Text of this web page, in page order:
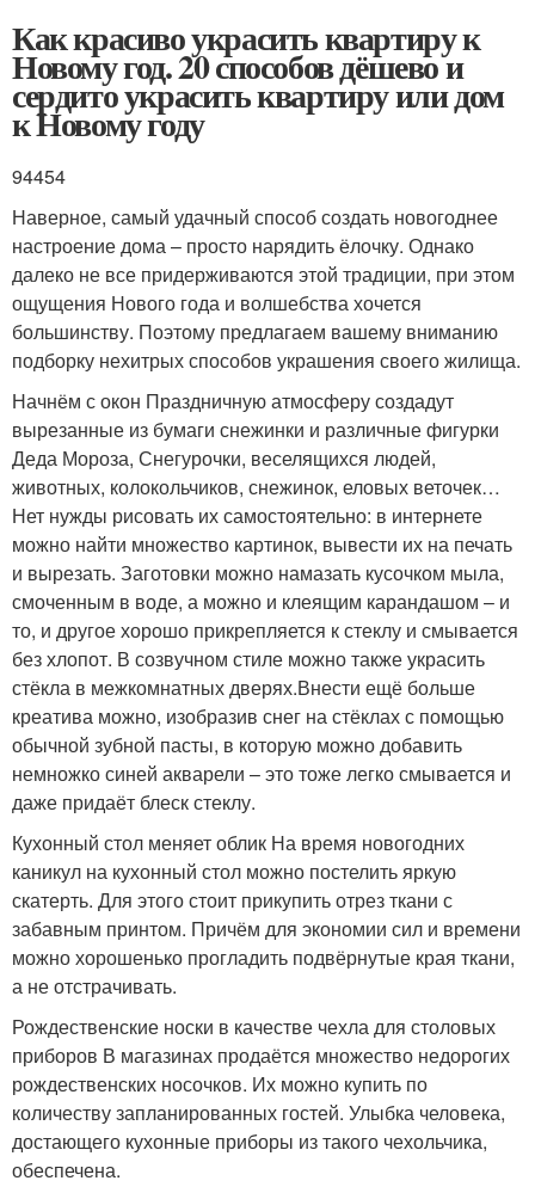
Как красиво украсить квартиру к
Новому год. 20 способов дёшево и
сердито украсить квартиру или дом
к Новому году
94454
Наверное, самый удачный способ создать новогоднее
настроение дома – просто нарядить ёлочку. Однако
далеко не все придерживаются этой традиции, при этом
ощущения Нового года и волшебства хочется
большинству. Поэтому предлагаем вашему вниманию
подборку нехитрых способов украшения своего жилища.
Начнём с окон Праздничную атмосферу создадут
вырезанные из бумаги снежинки и различные фигурки
Деда Мороза, Снегурочки, веселящихся людей,
животных, колокольчиков, снежинок, еловых веточек…
Нет нужды рисовать их самостоятельно: в интернете
можно найти множество картинок, вывести их на печать
и вырезать. Заготовки можно намазать кусочком мыла,
смоченным в воде, а можно и клеящим карандашом – и
то, и другое хорошо прикрепляется к стеклу и смывается
без хлопот. В созвучном стиле можно также украсить
стёкла в межкомнатных дверях.Внести ещё больше
креатива можно, изобразив снег на стёклах с помощью
обычной зубной пасты, в которую можно добавить
немножко синей акварели – это тоже легко смывается и
даже придаёт блеск стеклу.
Кухонный стол меняет облик На время новогодних
каникул на кухонный стол можно постелить яркую
скатерть. Для этого стоит прикупить отрез ткани с
забавным принтом. Причём для экономии сил и времени
можно хорошенько прогладить подвёрнутые края ткани,
а не отстрачивать.
Рождественские носки в качестве чехла для столовых
приборов В магазинах продаётся множество недорогих
рождественских носочков. Их можно купить по
количеству запланированных гостей. Улыбка человека,
достающего кухонные приборы из такого чехольчика,
обеспечена.